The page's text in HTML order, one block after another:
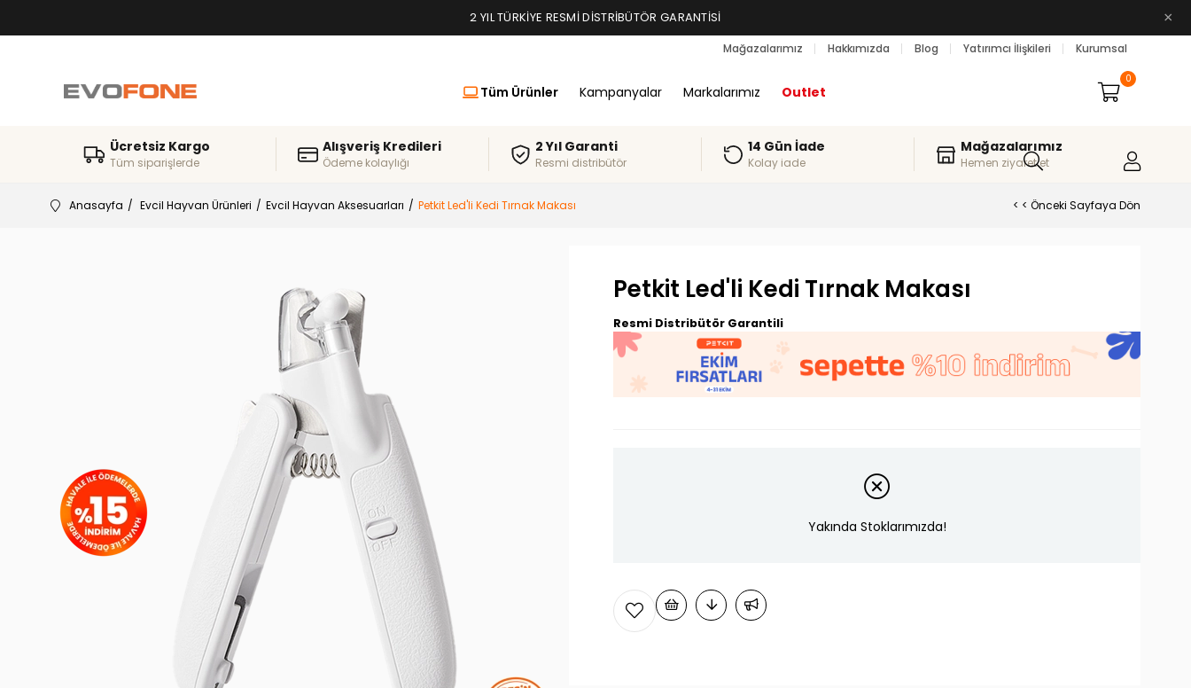
TAKSIT İMKANLARI, ALIŞVERIŞ KREDILERI ×
Mağazalarımız Hakkımızda Blog Yatırımcı İlişkileri Kurumsal
Tüm Ürünler Kampanyalar Markalarımız Outlet
0
Ücretsiz Kargo
Tüm siparişlerde
Alışveriş Kredileri
Ödeme kolaylığı
2 Yıl Garanti
Resmi distribütör
14 Gün İade
Kolay iade
Mağazalarımız
Hemen ziyaret et
Anasayfa Evcil Hayvan Ürünleri Evcil Hayvan Aksesuarları Petkit Led'li Kedi Tırnak Makası < < Önceki Sayfaya Dön
Petkit Led'li Kedi Tırnak Makası
Resmi Distribütör Garantili
Yakında Stoklarımızda!